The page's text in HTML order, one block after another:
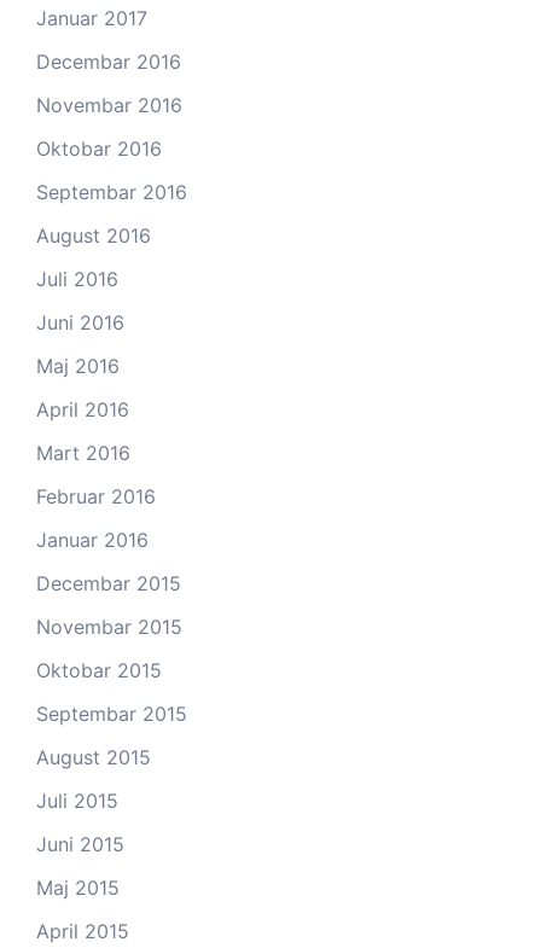
Januar 2017
Decembar 2016
Novembar 2016
Oktobar 2016
Septembar 2016
August 2016
Juli 2016
Juni 2016
Maj 2016
April 2016
Mart 2016
Februar 2016
Januar 2016
Decembar 2015
Novembar 2015
Oktobar 2015
Septembar 2015
August 2015
Juli 2015
Juni 2015
Maj 2015
April 2015